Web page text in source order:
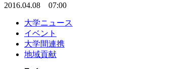
2016.04.08 07:00
大学ニュース
イベント
大学間連携
地域貢献